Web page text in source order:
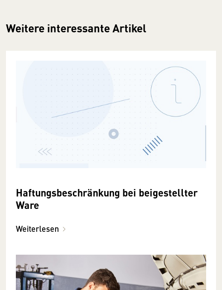
Weitere interessante Artikel
Haftungsbeschränkung bei beigestellter
Ware
Weiterlesen